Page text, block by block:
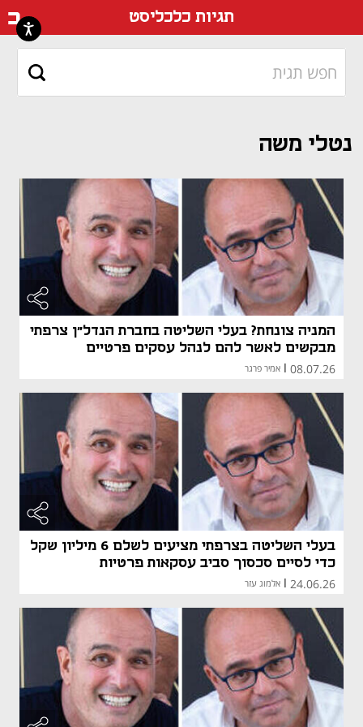
תגיות כלכליסט
נטלי משה
המניה צונחת? בעלי השליטה בחברת הנדל"ן צרפתי
מבקשים לאשר להם לנהל עסקים פרטיים
08.07.26 אמיר פרגר
בעלי השליטה בצרפתי מציעים לשלם 6 מיליון שקל
כדי לסיים סכסוך סביב עסקאות פרטיות
24.06.26 אלמוג עזר